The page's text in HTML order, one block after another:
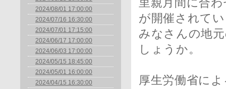
2024/08/01 17:00:00
2024/07/16 16:30:00
2024/07/01 17:15:00
2024/06/17 17:00:00
2024/06/03 17:00:00
2024/05/15 18:45:00
2024/05/01 16:00:00
2024/04/15 16:30:00
里親月間に合
が開催されて
みなさんの地
しょうか。
厚生労働省に